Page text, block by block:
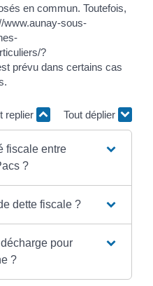
en commun. Toutefois,
www.aunay-sous-
?
prévu dans certains cas
replier Tout déplier
fiscale entre
?
dette fiscale ?
pour
?